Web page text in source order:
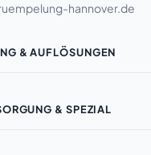
hannover.de
& AUFLÖSUNGEN
& SPEZIAL